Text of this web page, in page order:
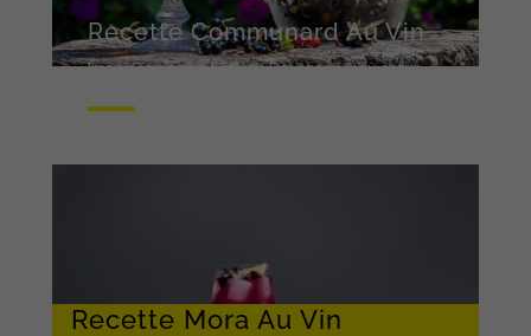
Recette Communard Au Vin
Imaginez un soir d’été en Bourgogne, au cœur
Recette Mora Au Vin